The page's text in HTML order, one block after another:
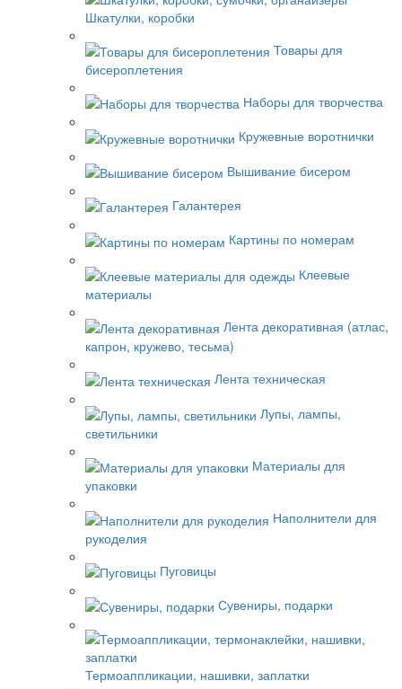
Шкатулки, коробки
Товары для
бисероплетения
Наборы для творчества
Кружевные воротнички
Вышивание бисером
Галантерея
Картины по номерам
Клеевые
материалы
Лента декоративная (атлас,
капрон, кружево, тесьма)
Лента техническая
Лупы, лампы,
светильники
Материалы для
упаковки
Наполнители для
рукоделия
Пуговицы
Сувениры, подарки
Термоаппликации, нашивки, заплатки